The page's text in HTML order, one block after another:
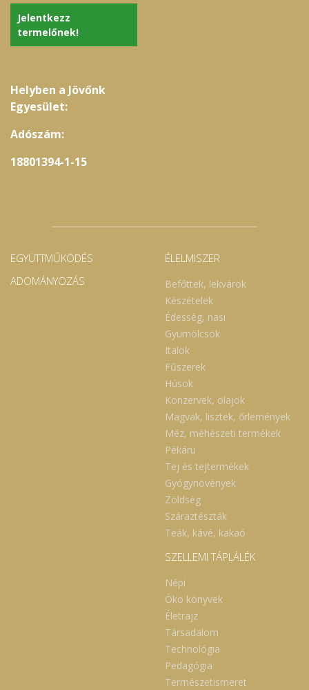
Jelentkezz
termelőnek!
Helyben a Jövőnk
Egyesület:
Adószám:
18801394-1-15
EGYÜTTMŰKÖDÉS
ADOMÁNYOZÁS
ÉLELMISZER
Befőttek, lekvárok
Készételek
Édesség, nasi
Gyümölcsök
Italok
Fűszerek
Húsok
Konzervek, olajok
Magvak, lisztek, őrlemények
Méz, méhészeti termékek
Pékáru
Tej és tejtermékek
Gyógynövények
Zöldség
Száraztészták
Teák, kávé, kakaó
SZELLEMI TÁPLÁLÉK
Népi
Öko könyvek
Életrajz
Társadalom
Technológia
Pedagógia
Természetismeret